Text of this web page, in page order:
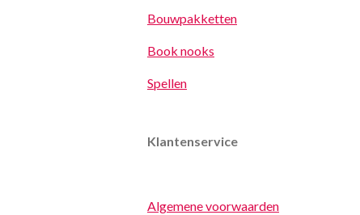
Bouwpakketten
Book nooks
Spellen
Klantenservice
Algemene voorwaarden